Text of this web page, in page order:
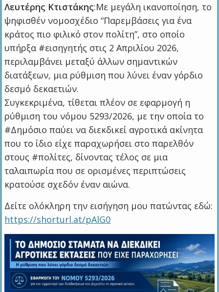
Λευτέρης Κτιστάκης:Με μεγάλη ικανοποίηση, το
ψηφισθέν νομοσχέδιο “Παρεμβάσεις για ένα
κράτος πιο φιλικό στον πολίτη”, στο οποίο
υπήρξα #εισηγητής στις 2 Απριλίου 2026,
περιλαμβάνει μεταξύ άλλων σημαντικών
διατάξεων, μια ρύθμιση που λύνει έναν γόρδιο
δεσμό δεκαετιών.
Συγκεκριμένα, τίθεται πλέον σε εφαρμογή η
ρύθμιση του νόμου 5293/2026, με την οποία το
#Δημόσιο παύει να διεκδικεί αγροτικά ακίνητα
που το ίδιο είχε παραχωρήσει στο παρελθόν
στους #πολίτες, δίνοντας τέλος σε μια
ταλαιπωρία που σε ορισμένες περιπτώσεις
κρατούσε σχεδόν έναν αιώνα.
Δείτε ολόκληρη την εισήγηση μου πατώντας εδώ:
https://shorturl.at/pAlG0